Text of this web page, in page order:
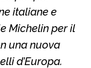
italiane e
Michelin per il
una nuova
d’Europa.